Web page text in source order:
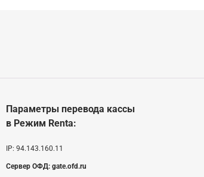
Параметры перевода кассы
в Режим Renta:
IP: 94.143.160.11
Сервер ОФД: gate.ofd.ru